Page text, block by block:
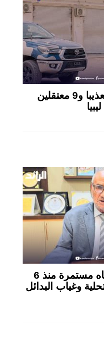
رصد الجرائم: قتيلان تعذيبا و9 معتقلين
بلدية طبرق: أزمة المياه مستمرة منذ 6
وغياب البدائل